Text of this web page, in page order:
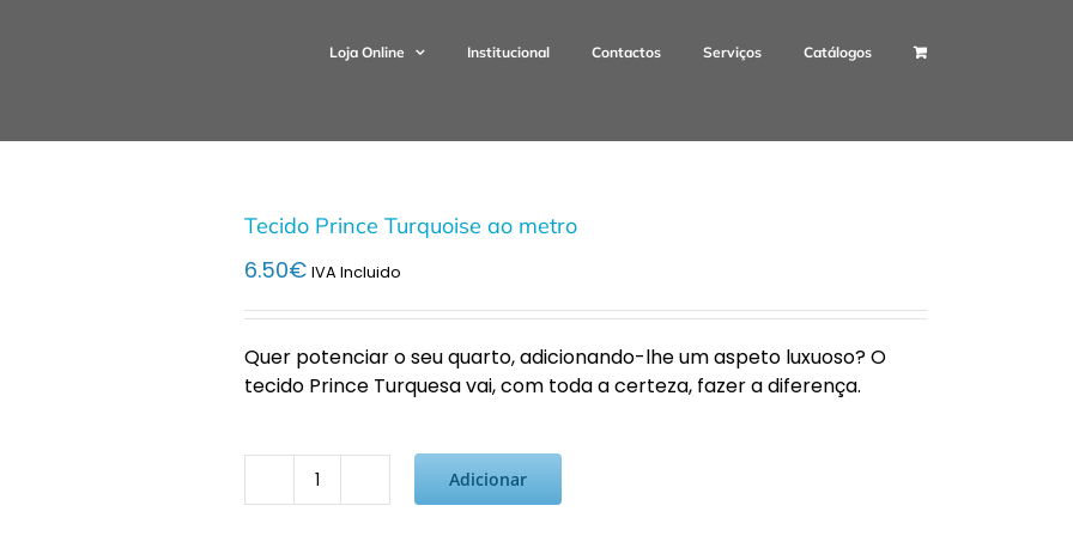
Loja Online Institucional Contactos Serviços Catálogos
Tecido Prince Turquoise ao metro
6.50€ IVA Incluido
Quer potenciar o seu quarto, adicionando-lhe um aspeto luxuoso? O
tecido Prince Turquesa vai, com toda a certeza, fazer a diferença.
Quantidade
Adicionar